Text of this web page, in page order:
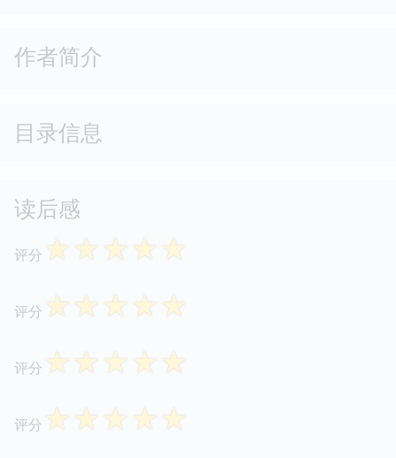
作者简介
目录信息
读后感
评分 ☆☆☆☆☆
评分 ☆☆☆☆☆
评分 ☆☆☆☆☆
评分 ☆☆☆☆☆